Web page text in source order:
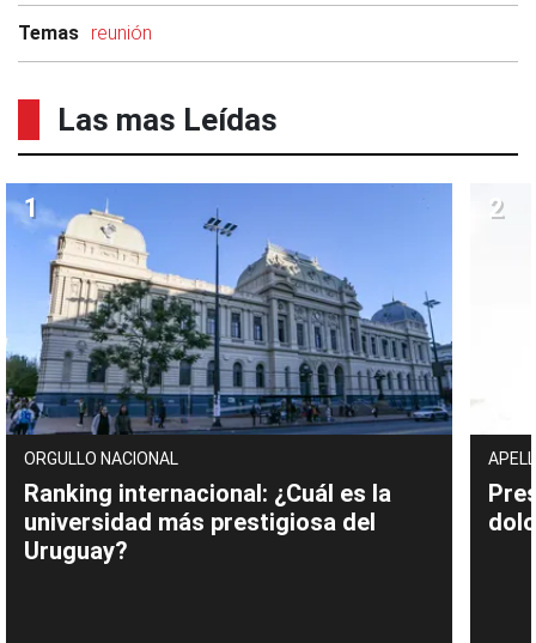
Temas reunión
Las mas Leídas
ORGULLO NACIONAL
Ranking internacional: ¿Cuál es la
universidad más prestigiosa del
Uruguay?